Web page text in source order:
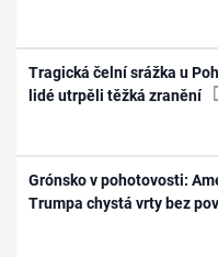
Tragická čelní srážka u
lidé utrpěli těžká zranění
Grónsko v pohotovosti:
Trumpa chystá vrty bez